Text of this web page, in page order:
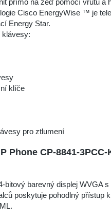
přímo na zeď pomocí vrutů a
Cisco EnergyWise ™ je
Energy Star.
klávesy:
klíče
pro ztlumení
Phone CP-8841-3PCC-
bitový barevný displej WVGA
poskytuje pohodlný přístup